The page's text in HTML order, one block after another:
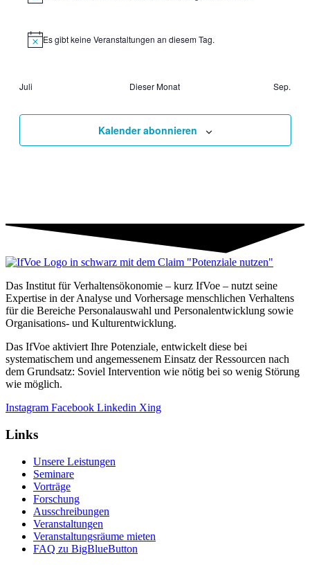
HinweisEs gibt keine Veranstaltungen an diesem Tag.
Juli Dieser Monat Sep.
Kalender abonnieren
Das Institut für Verhaltensökonomie – kurz IfVoe – nutzt seine
Expertise in der Analyse und Vorhersage menschlichen Verhaltens
für die Bereiche Personal­auswahl und Personal­entwicklung sowie
Organisations- und Kultur­entwicklung.
Das IfVoe aktiviert Ihre Potenziale, entwickelt diese bei
systematischem und angemessenem Einsatz der Ressourcen nach
dem Grundsatz: Soviel Intervention wie nötig bei so wenig Störung
wie möglich.
Instagram Facebook Linkedin Xing
Links
Unsere Leistungen
Seminare
Vorträge
Forschung
Ausschreibungen
Veranstaltungen
Veranstaltungs­räume mieten
FAQ zu BigBlueButton